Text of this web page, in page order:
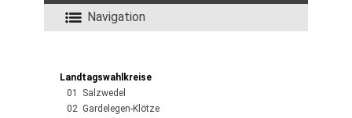
Navigation
Landtagswahlkreise
01 Salzwedel
02 Gardelegen-Klötze